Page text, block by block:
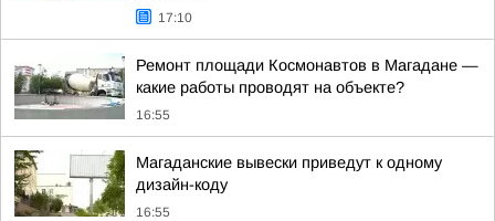
17:10
Ремонт площади Космонавтов в Магадане —
какие работы проводят на объекте?
16:55
Магаданские вывески приведут к одному
дизайн-коду
16:55